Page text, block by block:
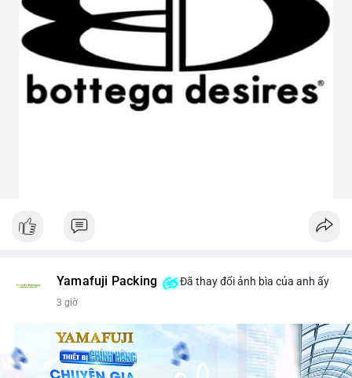
Yamafuji Packing Đã thay đổi ảnh bìa của anh ấy
3 giờ